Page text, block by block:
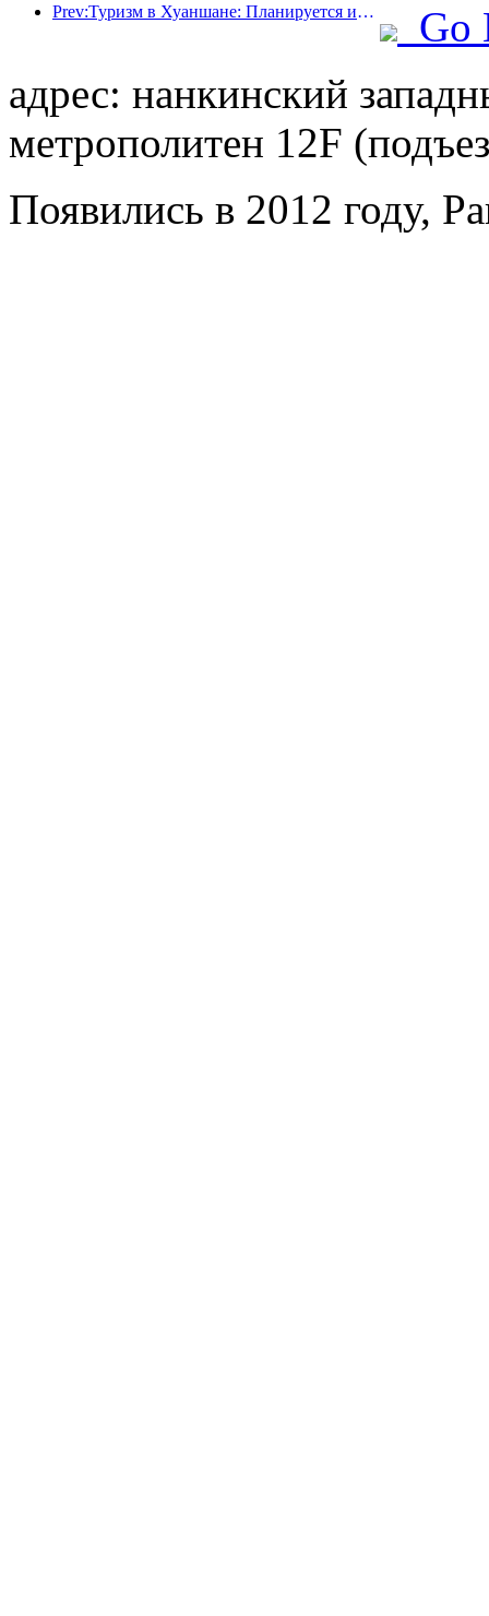
Prev:Туризм в Хуаншане: Планируется инвестировать 530 миллионов юаней в реконструкцию отелей.
Go
адрес: нанкинский
метрополитен 12F
Появились в 2012 году,